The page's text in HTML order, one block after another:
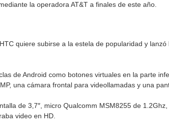
la operadora AT&T a finales de este año.
quiere subirse a la estela de popularidad y lanzó
de Android como botones virtuales en la parte
una cámara frontal para videollamadas y una
de 3,7″, micro Qualcomm MSM8255 de
video en HD.